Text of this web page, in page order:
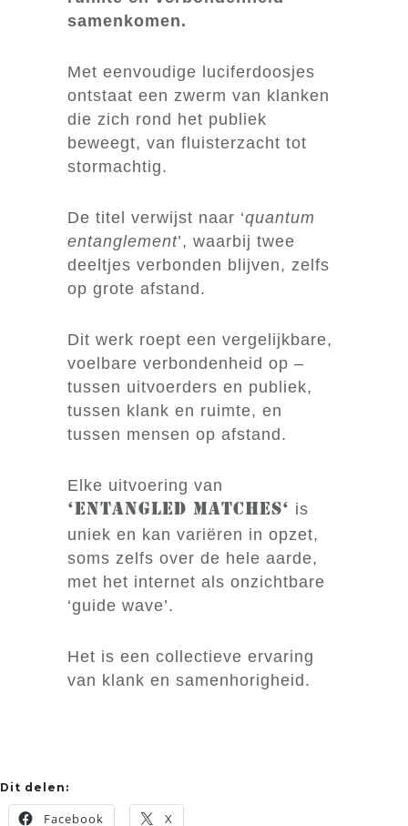
samenkomen.
Met eenvoudige luciferdoosjes
ontstaat een zwerm van klanken
die zich rond het publiek
beweegt, van fluisterzacht tot
stormachtig.
De titel verwijst naar ‘quantum
entanglement’, waarbij twee
deeltjes verbonden blijven, zelfs
op grote afstand.
Dit werk roept een vergelijkbare,
voelbare verbondenheid op –
tussen uitvoerders en publiek,
tussen klank en ruimte, en
tussen mensen op afstand.
Elke uitvoering van
‘Entangled Matches‘ is
uniek en kan variëren in opzet,
soms zelfs over de hele aarde,
met het internet als onzichtbare
‘guide wave’.
Het is een collectieve ervaring
van klank en samenhorigheid.
Dit delen:
Facebook X